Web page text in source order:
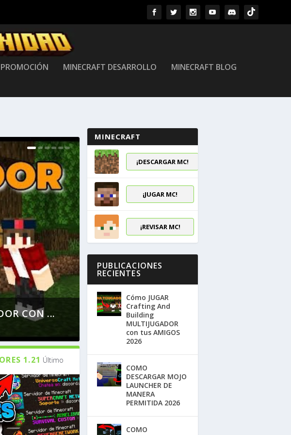
MINECRAFT DESARROLLO MINECRAFT BLOG
CON ...
1.21 Último
MINECRAFT
¡DESCARGAR MC!
¡JUGAR MC!
¡REVISAR MC!
PUBLICACIONES
RECIENTES
Cómo JUGAR
Crafting And
Building
MULTIJUGADOR
con tus AMIGOS
2026
COMO
DESCARGAR MOJO
LAUNCHER DE
MANERA
PERMITIDA 2026
COMO